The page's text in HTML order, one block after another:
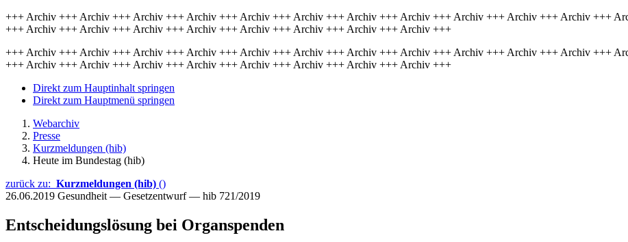
+++ Archiv +++ Archiv +++ Archiv +++ Archiv +++ Archiv +++ Archiv +++ Archiv +++ Archiv +++ Archiv +++ Archiv +++ Archiv +++
+++ Archiv +++ Archiv +++ Archiv +++ Archiv +++ Archiv +++ Archiv +++ Archiv +++ Archiv +++
+++ Archiv +++ Archiv +++ Archiv +++ Archiv +++ Archiv +++ Archiv +++ Archiv +++ Archiv +++ Archiv +++ Archiv +++ Archiv +++
+++ Archiv +++ Archiv +++ Archiv +++ Archiv +++ Archiv +++ Archiv +++ Archiv +++ Archiv +++
Direkt zum Hauptinhalt springen
Direkt zum Hauptmenü springen
Webarchiv
Presse
Kurzmeldungen (hib)
Heute im Bundestag (hib)
zurück zu: Kurzmeldungen (hib) ()
26.06.2019 Gesundheit — Gesetzentwurf — hib 721/2019
Entscheidungslösung bei Organspenden